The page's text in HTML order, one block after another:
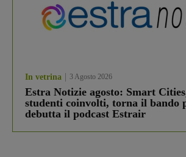
In vetrina 3 Agosto 2026
Estra Notizie agosto: Smart
studenti coinvolti, torna il bando
debutta il podcast Estrair